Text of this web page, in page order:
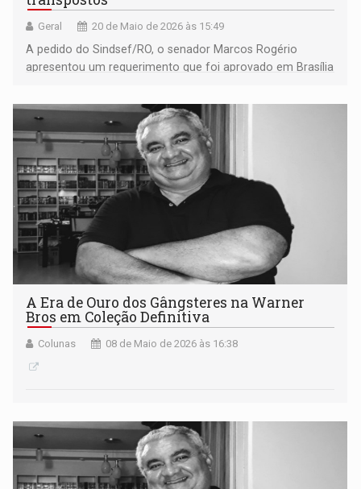
Geral 20 de Maio de 2026 às 15:49
A pedido do Sindsef/RO, o senador Marcos Rogério
apresentou um requerimento que foi aprovado em Brasília
A Era de Ouro dos Gângsteres na Warner
Bros em Coleção Definitiva
Colunas 08 de Maio de 2026 às 16:38